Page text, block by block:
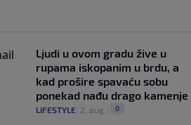
Ljudi u ovom gradu žive u
rupama iskopanim u brdu, a
kad prošire spavaću sobu
ponekad nađu drago kamenje
LIFESTYLE| 2. aug. 0